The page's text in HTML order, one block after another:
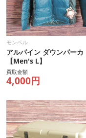
モンベル
アルパイン ダウンパーカ
【Men's L】
買取金額
4,000円